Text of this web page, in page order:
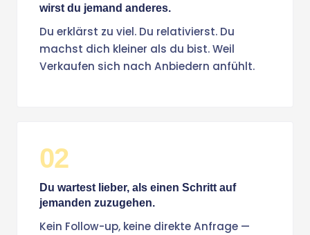
wirst du jemand anderes.
Du erklärst zu viel. Du relativierst. Du
machst dich kleiner als du bist. Weil
Verkaufen sich nach Anbiedern anfühlt.
02
Du wartest lieber, als einen Schritt auf
jemanden zuzugehen.
Kein Follow-up, keine direkte Anfrage —